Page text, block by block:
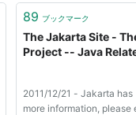
89 ブックマーク
The Jakarta Site -
Project -- Java
2011/12/21 - Jakarta has
more information, please